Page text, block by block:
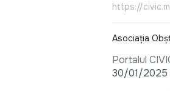
https://
Asociația
Portalul
30/01/2025